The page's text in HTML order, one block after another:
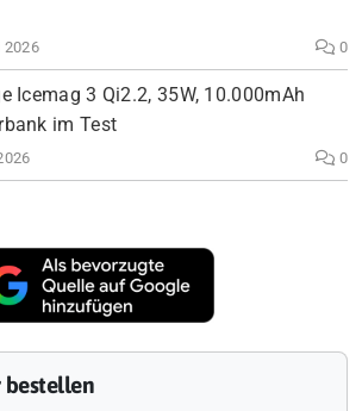
2026 0
Icemag 3 Qi2.2, 35W, 10.000mAh
im Test
0